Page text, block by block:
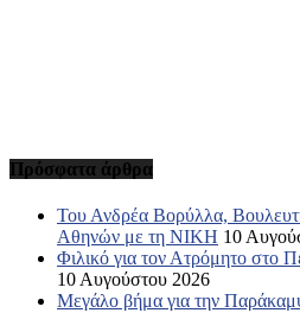
Πρόσφατα άρθρα
Του Ανδρέα Βορύλλα,
Αθηνών με τη ΝΙΚΗ 10
Φιλικό για τον Ατρόμητο στο
10 Αυγούστου 2026
Μεγάλο βήμα για την